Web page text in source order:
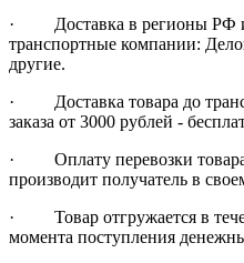
· Доставка в регионы РФ и
транспортные компании:
другие.
· Доставка товара до
заказа от 3000 рублей -
· Оплату перевозки товара
производит получатель в
· Товар отгружается в
момента поступления